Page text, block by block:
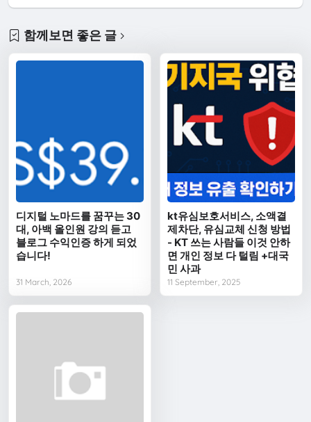
함께보면 좋은 글
디지털 노마드를 꿈꾸는 30
대, 아백 올인원 강의 듣고
블로그 수익인증 하게 되었
습니다!
31 March, 2026
kt유심보호서비스, 소액결
제차단, 유심교체 신청 방법
- KT 쓰는 사람들 이것 안하
면 개인 정보 다 털림 +대국
민 사과
11 September, 2025